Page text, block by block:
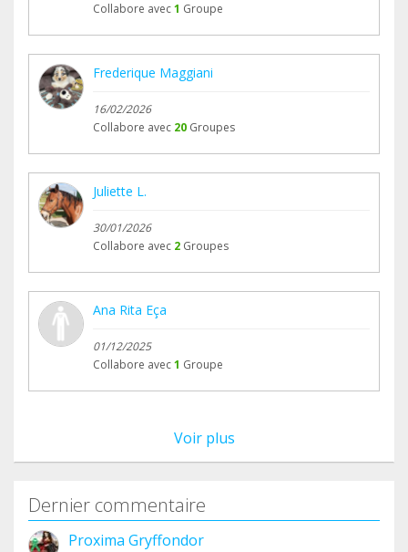
Collabore avec1 Groupe
Frederique Maggiani
16/02/2026
Collabore avec 20 Groupes
Juliette L.
30/01/2026
Collabore avec 2 Groupes
Ana Rita Eça
01/12/2025
Collabore avec1 Groupe
Voir plus
Dernier commentaire
Proxima Gryffondor